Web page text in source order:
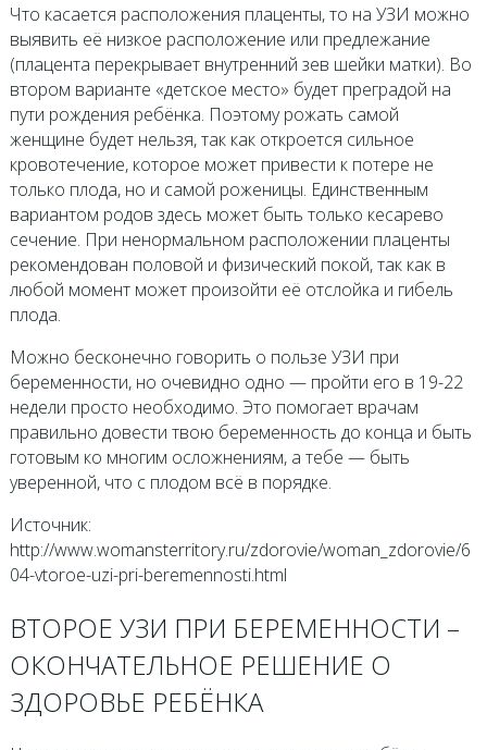
Что касается расположения плаценты, то на УЗИ можно
выявить её низкое расположение или предлежание
(плацента перекрывает внутренний зев шейки матки). Во
втором варианте «детское место» будет преградой на
пути рождения ребёнка. Поэтому рожать самой
женщине будет нельзя, так как откроется сильное
кровотечение, которое может привести к потере не
только плода, но и самой роженицы. Единственным
вариантом родов здесь может быть только кесарево
сечение. При ненормальном расположении плаценты
рекомендован половой и физический покой, так как в
любой момент может произойти её отслойка и гибель
плода.
Можно бесконечно говорить о пользе УЗИ при
беременности, но очевидно одно — пройти его в 19-22
недели просто необходимо. Это помогает врачам
правильно довести твою беременность до конца и быть
готовым ко многим осложнениям, а тебе — быть
уверенной, что с плодом всё в порядке.
Источник:
http://www.womansterritory.ru/zdorovie/woman_zdorovie/6
04-vtoroe-uzi-pri-beremennosti.html
ВТОРОЕ УЗИ ПРИ БЕРЕМЕННОСТИ –
ОКОНЧАТЕЛЬНОЕ РЕШЕНИЕ О
ЗДОРОВЬЕ РЕБЁНКА